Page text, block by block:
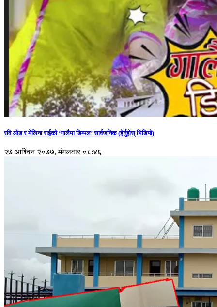
रवि ओड र मेलिना राईको ‘गालैमा डिम्पल’ सार्वजनिक (हेर्नुहोस् भिडियो)
२७ आश्विन २०७७, मंगलवार ०८:४६